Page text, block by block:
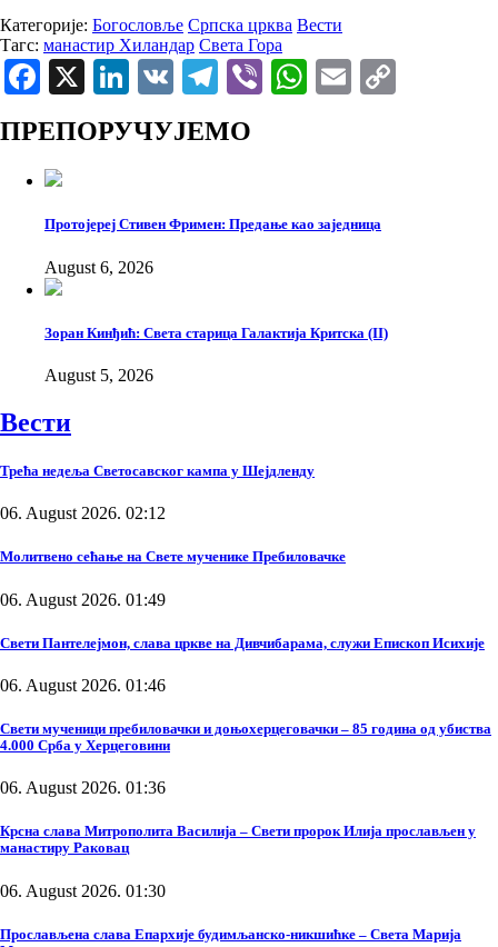
Категорије: Богословље Српска црква Вести
Тагс: манастир Хиландар Света Гора
Facebook
X LinkedIn
VK Telegram
ViberWhatsApp
Email
ПРЕПОРУЧУЈЕМО
Протојереј Стивен Фримен: Предање као заједница
August 6, 2026
Зоран Кинђић: Света старица Галактија Критска (II)
August 5, 2026
Вести
Трећа недеља Светосавског кампа у Шејдленду
06. August 2026. 02:12
Молитвено сећање на Свете мученике Пребиловачке
06. August 2026. 01:49
Свети Пантелејмон, слава цркве на Дивчибарама, служи Епископ Исихије
06. August 2026. 01:46
Свети мученици пребиловачки и доњохерцеговачки – 85 година од убиства
4.000 Срба у Херцеговини
06. August 2026. 01:36
Крсна слава Митрополита Василија – Свети пророк Илија прослављен у
манастиру Раковац
06. August 2026. 01:30
Прослављена слава Епархије будимљанско-никшићке – Света Марија